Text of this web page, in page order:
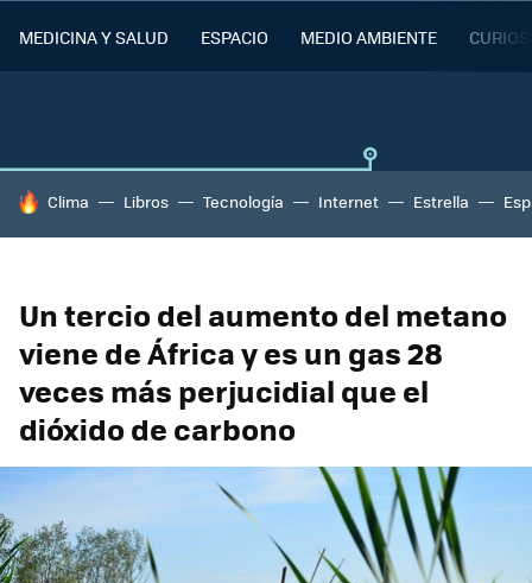
MEDICINA Y SALUD ESPACIO MEDIO AMBIENTE
HOY SE HABLA DE
Clima Libros Tecnología Internet Estrella
Un tercio del aumento del metano
viene de África y es un gas 28
veces más perjucidial que el
dióxido de carbono